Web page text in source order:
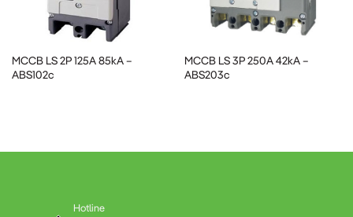
MCCB LS BS32cđược ứng dụng rộng rãi trong nhiều lĩnh
MCCB LS 2P 125A 85kA –
ABS102c
MCCB LS 3P 250A 42kA –
ABS203c
Hotline